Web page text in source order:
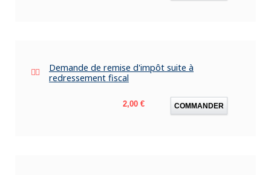
Demande de remise d'impôt suite à
redressement fiscal
Prix
2,00 € COMMANDER